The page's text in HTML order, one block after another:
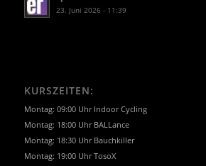
23. Juni 2026 - 11:39
KURSZEITEN:
Montag: 09:00 Uhr Indoor Cycling
Montag: 18:00 Uhr BALLance
Montag: 18:30 Uhr Bauchkiller
Montag: 19:00 Uhr TosoX